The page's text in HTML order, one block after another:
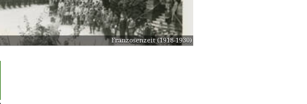
Franzosenzeit (1918-1930)